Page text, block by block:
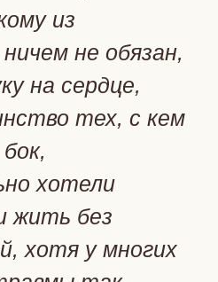
из
не обязан,
на сердце,
тех, с кем
хотели
жить без
хотя у многих